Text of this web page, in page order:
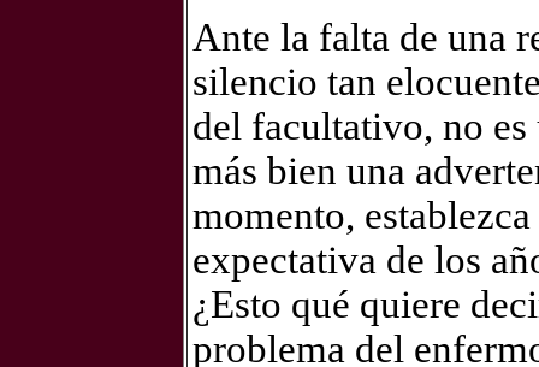
Ante la falta de una
silencio tan
del facultativo, no es
más bien una
momento,
expectativa de los
¿Esto qué quiere
problema del